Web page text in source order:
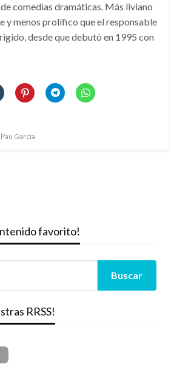
comedias dramáticas. Más liviano
y menos prolífico que el responsable
desde que debutó en 1995 con
Pau García
favorito!
RRSS!